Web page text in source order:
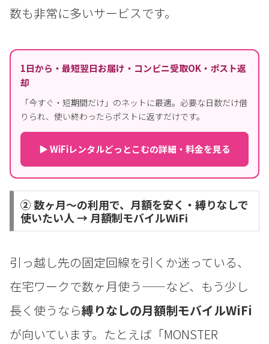
数も非常に多いサービスです。
1日から・最短翌日お届け・コンビニ受取OK・ポスト返
却
「今すぐ・短期間だけ」のネットに最適。必要な日数だけ借
りられ、使い終わったらポストに返すだけです。
▶ WiFiレンタルどっとこむの詳細・料金を見る
② 数ヶ月〜の利用で、月額を安く・縛りなしで
使いたい人 → 月額制モバイルWiFi
引っ越し先の固定回線を引くか迷っている、
在宅ワークで数ヶ月使う——など、もう少し
長く使うなら縛りなしの月額制モバイルWiFi
が向いています。たとえば「MONSTER